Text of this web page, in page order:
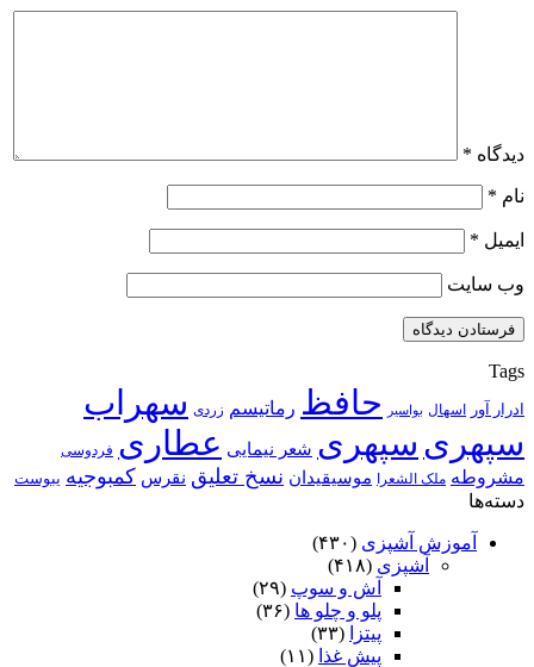
دیدگاه *
نام *
ایمیل *
وب‌ سایت
Tags
ادرار آور اسهال بواسیر حافظ رماتیسم زردی سهراب
سپهری سپهری شعر نیمایی عطاری فردوسی
مشروطه ملک الشعرا موسیقیدان نسخ تعلیق نقرس کمبوجیه یبوست
دسته‌ها
آموزش آشپزی (۴۳۰)
آشپزی (۴۱۸)
آش و سوپ (۲۹)
پلو و چلو ها (۳۶)
پیتزا
(۳۳)
پیش غذا (۱۱)